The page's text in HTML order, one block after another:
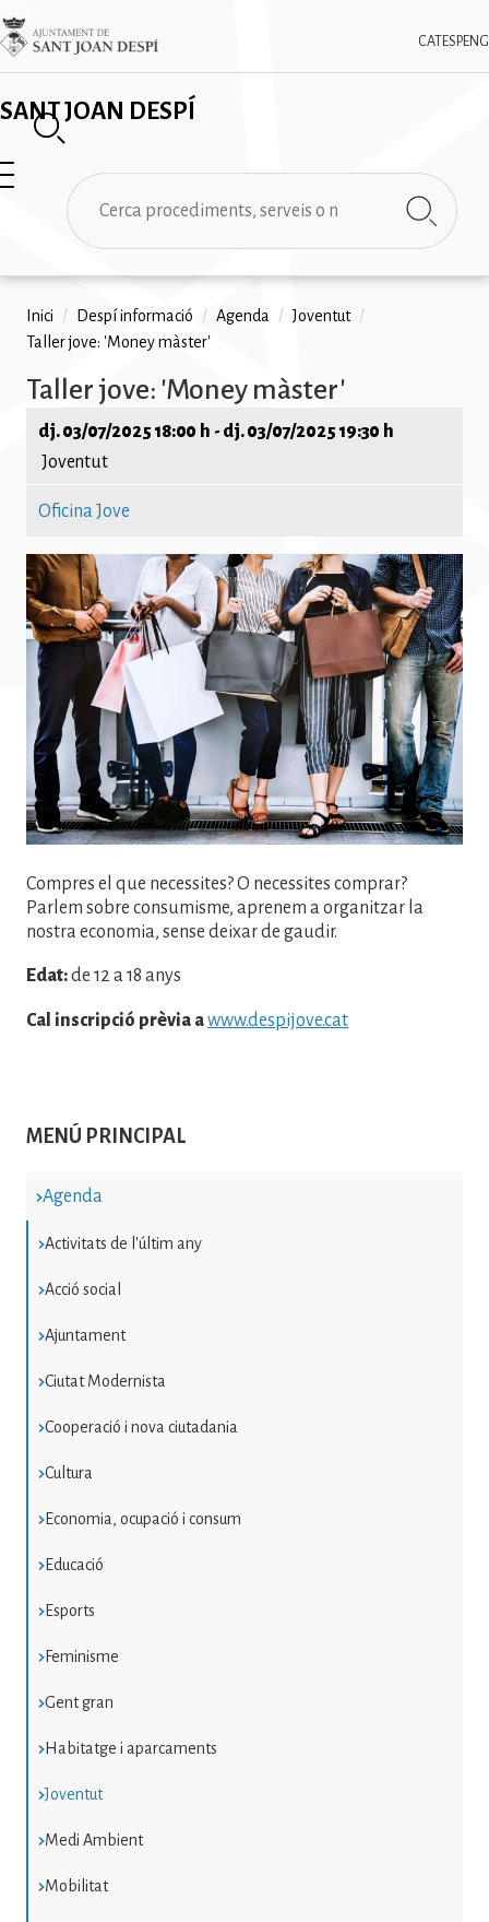
Vés
al
contingut
SANT JOAN DESPÍ
CAT ESPENG
Imatge
✕
Cerca
MENÚ PRINCIPAL
Agenda
Activitats de l'últim any
Acció social
Ajuntament
Ciutat Modernista
Cooperació i nova ciutadania
Cultura
Economia, ocupació i consum
Educació
Esports
Feminisme
Gent gran
Habitatge i aparcaments
Joventut
Medi Ambient
Mobilitat
Fil
d'ariadna
Inici / Despí informació / Agenda / Joventut /
Taller jove: 'Money màster'
Taller jove: 'Money màster'
dj. 03/07/2025 18:00 h - dj. 03/07/2025 19:30 h
Joventut
Oficina Jove
Compres el que necessites? O necessites comprar?
Parlem sobre consumisme, aprenem a organitzar la
nostra economia, sense deixar de gaudir.
Edat:de 12 a 18 anys
Cal inscripció prèvia awww.despijove.cat
Imatge